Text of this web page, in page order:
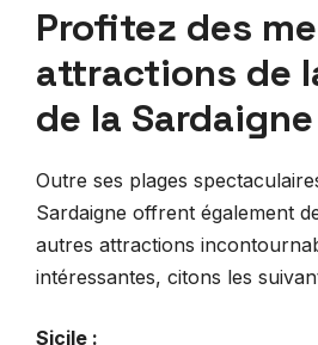
Profitez des
attractions de
de la Sardaigne
Outre ses plages
Sardaigne offrent également
autres attractions
intéressantes, citons les
Sicile :